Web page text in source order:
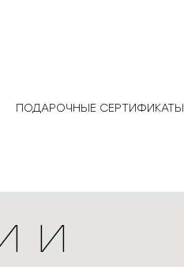
ПОДАРОЧНЫЕ СЕРТИФИКАТЫ
и